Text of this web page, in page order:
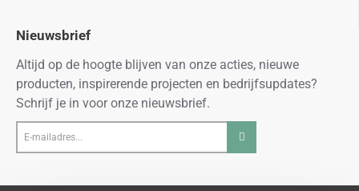
Nieuwsbrief
Altijd op de hoogte blijven van onze acties, nieuwe
producten, inspirerende projecten en bedrijfsupdates?
Schrijf je in voor onze nieuwsbrief.
mailadres...